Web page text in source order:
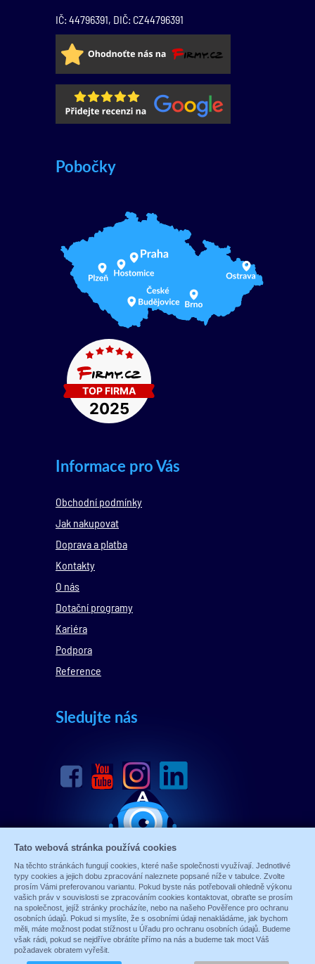
IČ: 44796391, DIČ: CZ44796391
Pobočky
Informace pro Vás
Obchodní podmínky
Jak nakupovat
Doprava a platba
Kontakty
O nás
Dotační programy
Kariéra
Podpora
Reference
Sledujte nás
© 1989 - 2026 ALARM ABSOLON, spol. s.r.o.
Sun-shop
Tato webová stránka používá cookies
Na těchto stránkách fungují cookies, které naše společnosti využívají. Jednotlivé
typy cookies a jejich dobu zpracování naleznete popsané níže v tabulce. Zvolte
prosím Vámi preferovanou variantu. Pokud byste nás potřebovali ohledně výkonu
vašich práv v souvislosti se zpracováním cookies kontaktovat, obraťte se prosím
na společnost, jejíž stránky procházíte, nebo na našeho Pověřence pro ochranu
osobních údajů. Pokud si myslíte, že s osobními údaji nenakládáme, jak bychom
měli, máte možnost podat stížnost u Úřadu pro ochranu osobních údajů. Budeme
však rádi, pokud se nejdříve obrátíte přímo na nás a budeme tak moct Váš
požadavek obratem vyřešit.